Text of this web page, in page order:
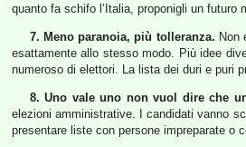
quanto fa schifo l’Italia, proponigli un
7. Meno paranoia, più tolleranza. Non
esattamente allo stesso modo. Più idee
numeroso di elettori. La lista dei duri e puri
8. Uno vale uno non vuol dire che
elezioni amministrative. I candidati vanno
presentare liste con persone impreparate o